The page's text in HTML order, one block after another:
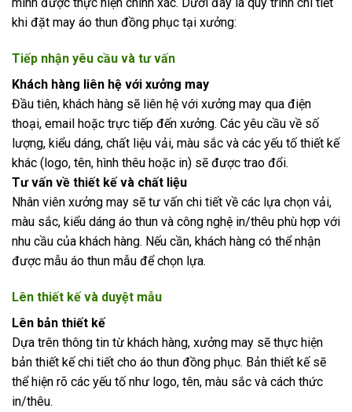
khi đặt may áo thun đồng phục tại xưởng:
Tiếp nhận yêu cầu và tư vấn
Khách hàng liên hệ với xưởng may
Đầu tiên, khách hàng sẽ liên hệ với xưởng may qua điện
thoại, email hoặc trực tiếp đến xưởng. Các yêu cầu về số
lượng, kiểu dáng, chất liệu vải, màu sắc và các yếu tố thiết kế
khác (logo, tên, hình thêu hoặc in) sẽ được trao đổi.
Tư vấn về thiết kế và chất liệu
Nhân viên xưởng may sẽ tư vấn chi tiết về các lựa chọn vải,
màu sắc, kiểu dáng áo thun và công nghệ in/thêu phù hợp với
nhu cầu của khách hàng. Nếu cần, khách hàng có thể nhận
được mẫu áo thun mẫu để chọn lựa.
Lên thiết kế và duyệt mẫu
Lên bản thiết kế
Dựa trên thông tin từ khách hàng, xưởng may sẽ thực hiện
bản thiết kế chi tiết cho áo thun đồng phục. Bản thiết kế sẽ
thể hiện rõ các yếu tố như logo, tên, màu sắc và cách thức
in/thêu.